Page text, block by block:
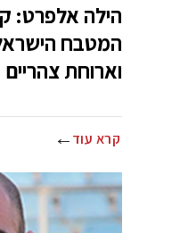
הילה אלפרט:
המטבח
וארוחת צהריים
קרא עוד